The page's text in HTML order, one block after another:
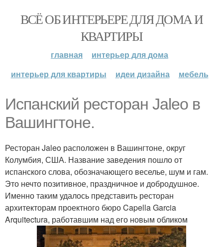
ВСЁ ОБ ИНТЕРЬЕРЕ ДЛЯ ДОМА И
КВАРТИРЫ
главная
интерьер для дома
интерьер для квартиры
идеи дизайна мебель
Испанский ресторан Jaleo в
Вашингтоне.
Ресторан Jaleo расположен в Вашингтоне, округ
Колумбия, США. Название заведения пошло от
испанского слова, обозначающего веселье, шум и гам.
Это нечто позитивное, праздничное и добродушное.
Именно таким удалось представить ресторан
архитекторам проектного бюро Capella Garcia
Arquitectura, работавшим над его новым обликом